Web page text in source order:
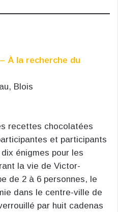
À la recherche du
Blois
recettes chocolatées
et participants
énigmes pour les
la vie de Victor-
de 2 à 6 personnes, le
dans le centre-ville de
par huit cadenas